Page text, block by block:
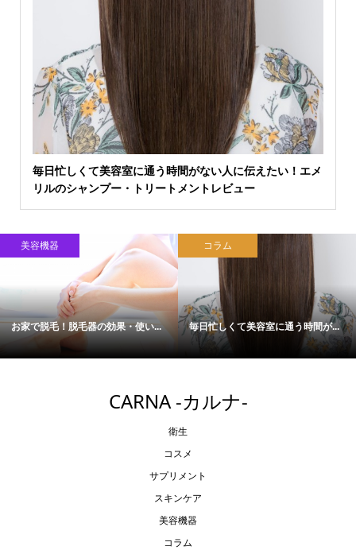
毎日忙しくて美容室に通う時間がない人に伝えたい！エメ
リルのシャンプー・トリートメントレビュー
美容機器
お家で脱毛！脱毛器の効果・使い...
コラム
毎日忙しくて美容室に通う時間が...
CARNA -カルナ-
衛生
コスメ
サプリメント
スキンケア
美容機器
コラム